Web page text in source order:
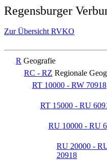
Regensburger
Zur Übersicht RVKO
R Geografie
RC - RZ Regionale
RT 10000 - RW 70918
RT 15000 - RU
RU 10000 - RU
RU 20000 -
20918